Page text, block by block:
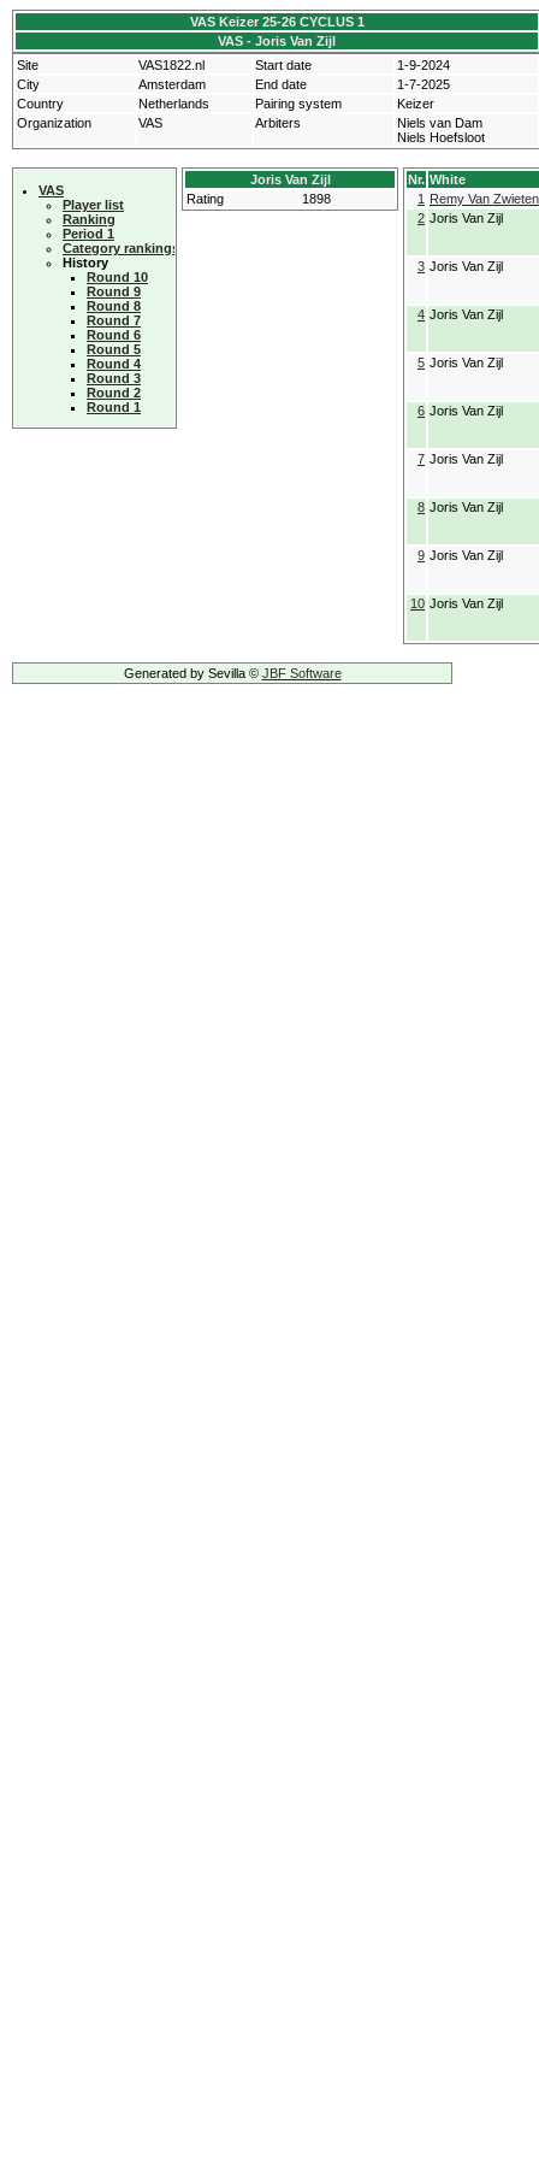
VAS Keizer 25-26 CYCLUS 1
VAS - Joris Van Zijl
Site
VAS1822.nl Start date
1-9-2024
City
Amsterdam End date
1-7-2025
Country
Netherlands Pairing system
Keizer
Organization
VAS Arbiters
Niels van Dam
Niels Hoefsloot
VAS
Player list
Ranking
Period 1
Category rankings
History
Round 10
Round 9
Round 8
Round 7
Round 6
Round 5
Round 4
Round 3
Round 2
Round 1
Joris Van Zijl
Rating
1898
Nr. White
1 Remy Van Zwieten
2 Joris Van Zijl
3 Joris Van Zijl
4 Joris Van Zijl
5 Joris Van Zijl
6 Joris Van Zijl
7 Joris Van Zijl
8 Joris Van Zijl
9 Joris Van Zijl
10 Joris Van Zijl
Generated by Sevilla © JBF Software